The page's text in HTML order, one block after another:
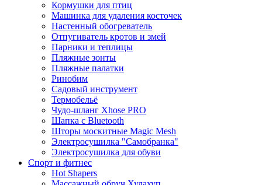
Кормушки для птиц
Машинка для удаления косточек
Настенный обогреватель
Отпугиватель кротов и змей
Парники и теплицы
Пляжные зонты
Пляжные палатки
Ринобим
Садовый инструмент
Термобельё
Чудо-шланг Xhose PRO
Шапка с Bluetooth
Шторы москитные Magic Mesh
Электросушилка "Самобранка"
Электросушилка для обуви
Спорт и фитнес
Hot Shapers